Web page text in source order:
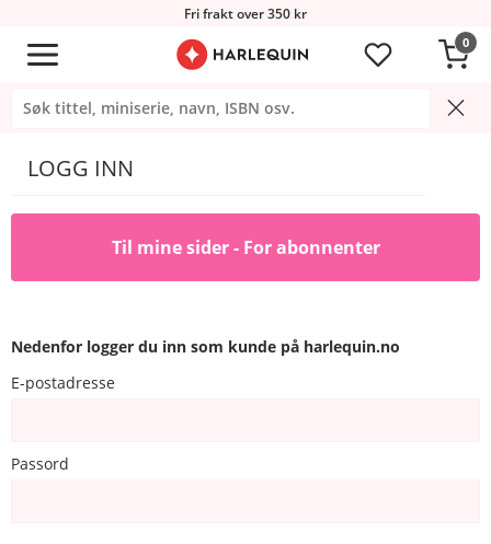
Fri frakt over 350 kr
0
LOGG INN
Til mine sider - For abonnenter
Nedenfor logger du inn som kunde på harlequin.no
E-postadresse
Passord